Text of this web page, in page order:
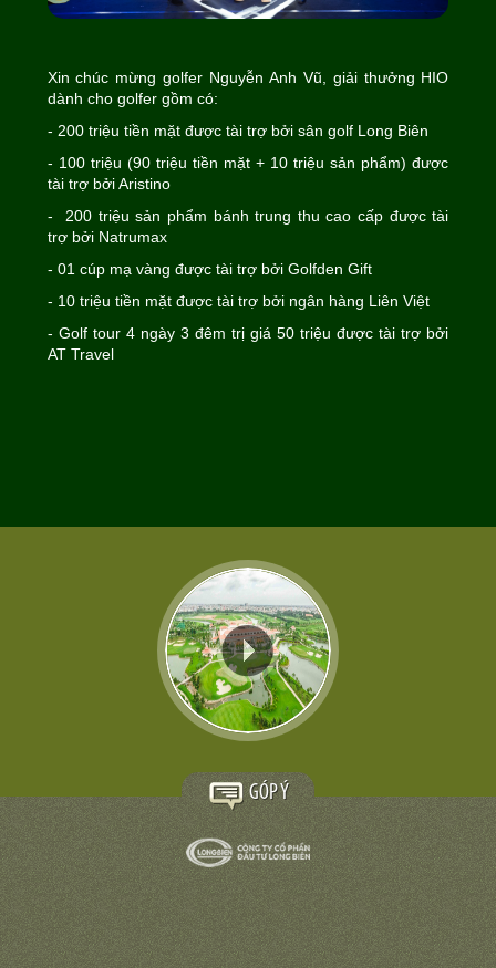
Xin chúc mừng golfer Nguyễn Anh Vũ, giải thưởng HIO
dành cho golfer gồm có:
- 200 triệu tiền mặt được tài trợ bởi sân golf Long Biên
- 100 triệu (90 triệu tiền mặt + 10 triệu sản phẩm) được
tài trợ bởi Aristino
- 200 triệu sản phẩm bánh trung thu cao cấp được tài
trợ bởi Natrumax
- 01 cúp mạ vàng được tài trợ bởi Golfden Gift
- 10 triệu tiền mặt được tài trợ bởi ngân hàng Liên Việt
- Golf tour 4 ngày 3 đêm trị giá 50 triệu được tài trợ bởi
AT Travel
GÓP Ý